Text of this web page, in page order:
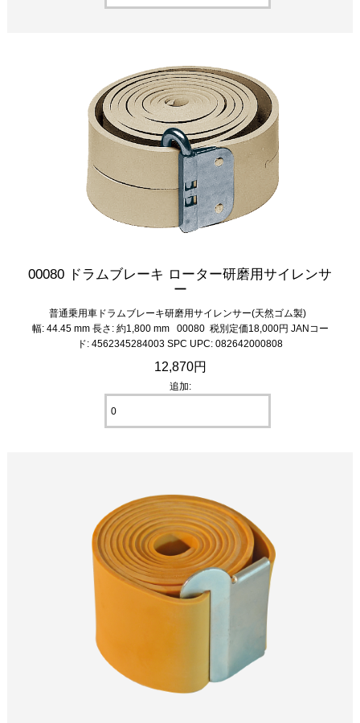
00080 ドラムブレーキ ローター研磨用サイレンサ
ー
普通乗用車ドラムブレーキ研磨用サイレンサー(天然ゴム製)
幅: 44.45 mm 長さ: 約1,800 mm 00080 税別定価18,000円 JANコー
ド: 4562345284003 SPC UPC: 082642000808
12,870円
追加: